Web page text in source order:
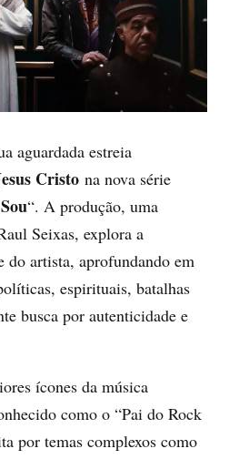
aguardada estreia
Cristo na nova série
“. A produção, uma
Seixas, explora a
do artista, aprofundando em
espirituais, batalhas
busca por autenticidade e
ícones da música
como o “Pai do Rock
por temas complexos como